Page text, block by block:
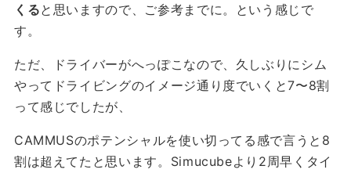
くると思いますので、ご参考までに。という感じで
す。
ただ、ドライバーがへっぽこなので、久しぶりにシム
やってドライビングのイメージ通り度でいくと7〜8割
って感じでしたが、
CAMMUSのポテンシャルを使い切ってる感で言うと8
割は超えてたと思います。Simucubeより2周早くタイ